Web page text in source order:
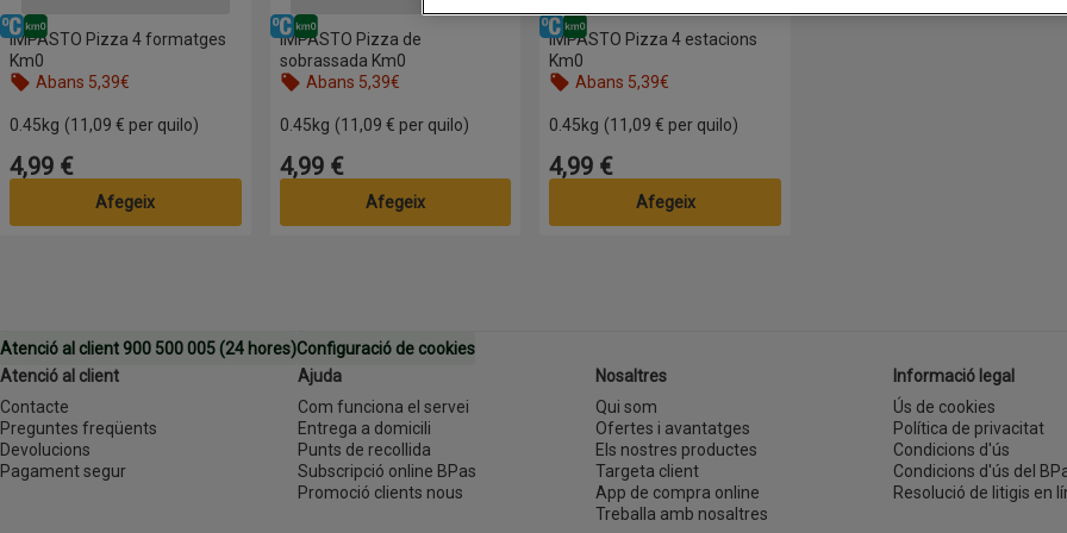
Refrigerat
Km0
IMPASTO Pizza 4 formatges
Km0
Abans 5,39€
0.45kg (11,09 € per quilo)
Preu
4,99 €
Afegeix
Refrigerat
Km0
IMPASTO Pizza de
sobrassada Km0
Abans 5,39€
0.45kg (11,09 € per quilo)
Preu
4,99 €
Afegeix
Refrigerat
Km0
IMPASTO Pizza 4 estacions
Km0
Abans 5,39€
0.45kg (11,09 € per quilo)
Preu
4,99 €
Afegeix
Atenció al client 900 500 005 (24 hores)Configuració de cookies
Atenció al client
Contacte
Preguntes freqüents
Devolucions
Pagament segur
Ajuda
Com funciona el servei
Entrega a domicili
Punts de recollida
Subscripció online BPas
Promoció clients nous
Nosaltres
Qui som
Ofertes i avantatges
Els nostres productes
Targeta client
App de compra online
Treballa amb nosaltres
Informació legal
Ús de cookies
Política de privacitat
Condicions d'ús
Condicions d'ús del
Resolució de litigis en